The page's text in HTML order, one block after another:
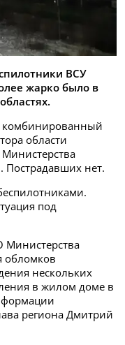
ВСУ
жарко было в
комбинированный
области
нет.
под
Министерства
обломков
нескольких
в жилом доме в
региона Дмитрий